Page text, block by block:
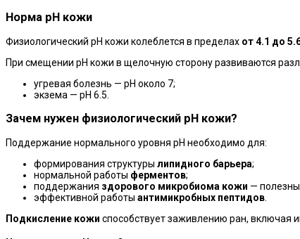
Норма pH кожи
Физиологический pH кожи колеблется в пределах от 4.1 до
При смещении pH кожи в щелочную сторону развиваются
угревая болезнь — pH около 7;
экзема — pH 6.5.
Зачем нужен физиологический pH кожи?
Поддержание нормального уровня pH необходимо для:
формирования структуры липидного барьера;
нормальной работы ферментов;
поддержания здорового микробиома кожи —
эффективной работы антимикробных пептидов
Подкисление кожи способствует заживлению ран, включая